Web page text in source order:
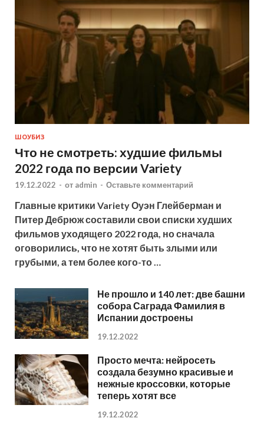
ШОУБИЗ
Что не смотреть: худшие фильмы
2022 года по версии Variety
19.12.2022 - от admin - Оставьте комментарий
Главные критики Variety Оуэн Глейберман и
Питер Дебрюж составили свои списки худших
фильмов уходящего 2022 года, но сначала
оговорились, что не хотят быть злыми или
грубыми, а тем более кого-то …
Не прошло и 140 лет: две башни
собора Саграда Фамилия в
Испании достроены
19.12.2022
Просто мечта: нейросеть
создала безумно красивые и
нежные кроссовки, которые
теперь хотят все
19.12.2022